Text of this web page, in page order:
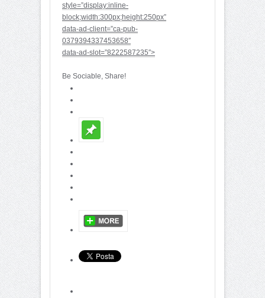
style=”display:inline-
block;width:300px;height:250px”
data-ad-client=”ca-pub-
0379394337453658″
data-ad-slot=”8222587235″>
Be Sociable, Share!